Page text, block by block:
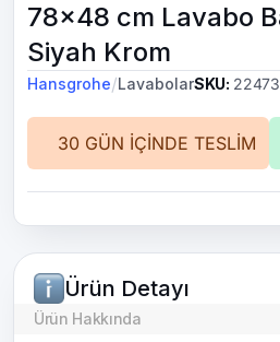
78x48 cm Lavabo
Siyah Krom
Hansgrohe/LavabolarSKU:
30 GÜN İÇİNDE TESLİM
Ürün Detayı
Ürün Hakkında